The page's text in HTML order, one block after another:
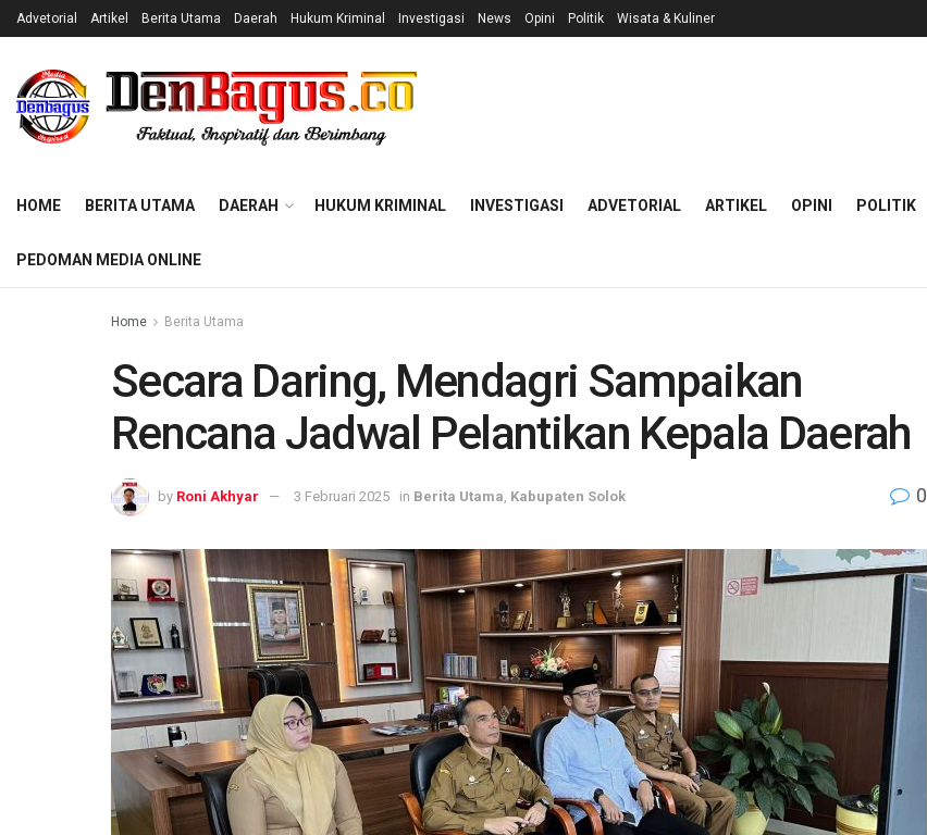
Advetorial Artikel Berita Utama Daerah Hukum Kriminal Investigasi News Opini Politik Wisata & Kuliner
HOME BERITA UTAMA DAERAH HUKUM KRIMINAL INVESTIGASI ADVETORIAL ARTIKEL OPINI POLITIK
PEDOMAN MEDIA ONLINE
Home Berita Utama
Secara Daring, Mendagri Sampaikan
Rencana Jadwal Pelantikan Kepala Daerah
by Roni Akhyar 3 Februari 2025 in Berita Utama Kabupaten Solok 0